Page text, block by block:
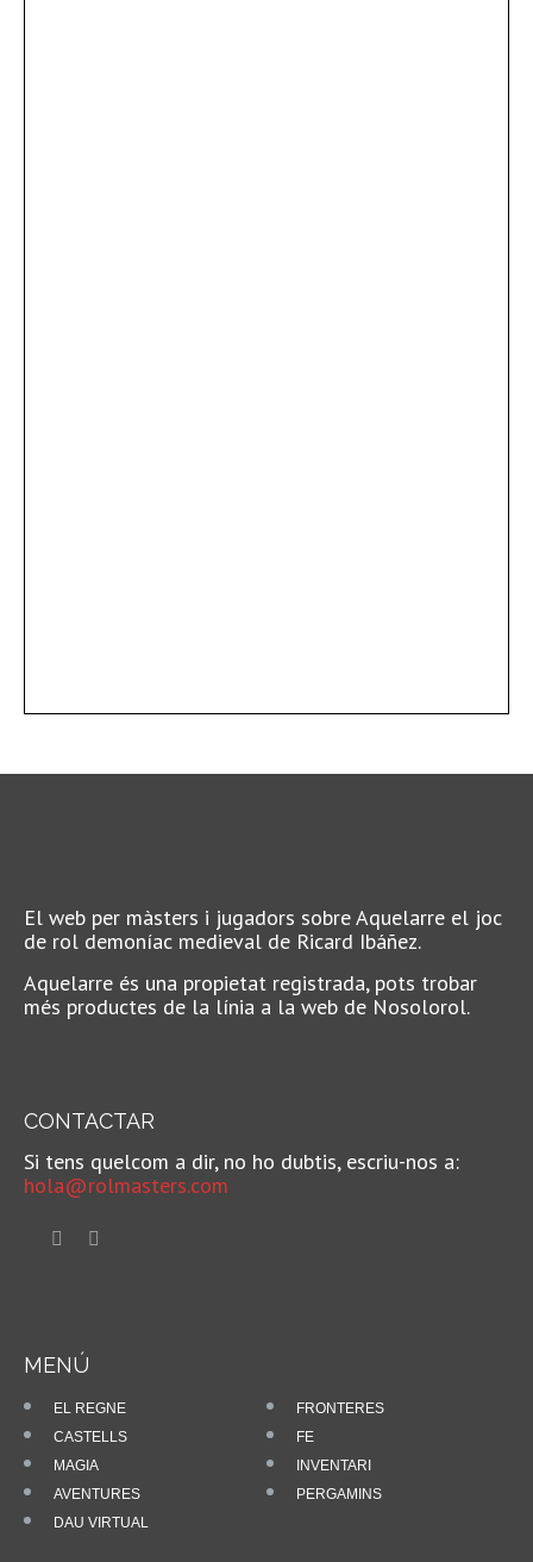
El web per màsters i jugadors sobre Aquelarre el joc
de rol demoníac medieval de Ricard Ibáñez.
Aquelarre és una propietat registrada, pots trobar
més productes de la línia a la web de Nosolorol.
CONTACTAR
Si tens quelcom a dir, no ho dubtis, escriu-nos a:
hola@rolmasters.com
MENÚ
EL REGNE
FRONTERES
CASTELLS
FE
MAGIA
INVENTARI
AVENTURES
PERGAMINS
DAU VIRTUAL